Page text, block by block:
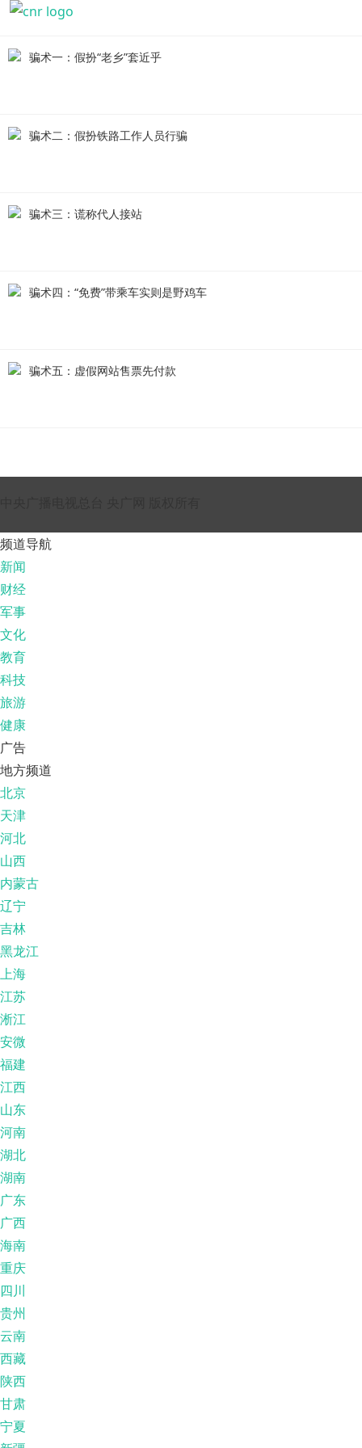
骗术一：假扮“老乡”套近乎
骗术二：假扮铁路工作人员行骗
骗术三：谎称代人接站
骗术四：“免费”带乘车实则是野鸡车
骗术五：虚假网站售票先付款
频道导航
新闻
财经
军事
文化
教育
科技
旅游
健康
广告
地方频道
北京
天津
河北
山西
内蒙古
辽宁
吉林
黑龙江
上海
江苏
淅江
安微
福建
江西
山东
河南
湖北
湖南
广东
广西
海南
重庆
四川
贵州
云南
西藏
陕西
甘肃
宁夏